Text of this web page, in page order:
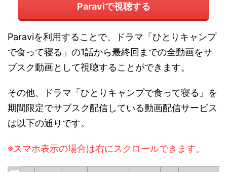
Paraviで視聴する
Paraviを利用することで、ドラマ「ひとりキャンプ
で食って寝る」の1話から最終回までの全動画をサ
ブスク動画として視聴することができます。
その他、ドラマ「ひとりキャンプで食って寝る」を
期間限定でサブスク配信している動画配信サービス
は以下の通りです。
※スマホ表示の場合は右にスクロールできます。